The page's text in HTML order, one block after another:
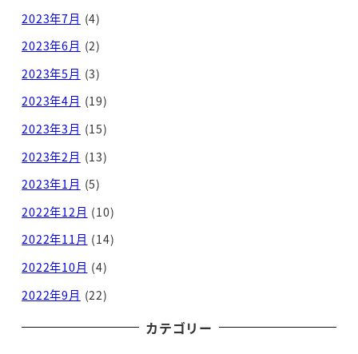
2023年7月 (4)
2023年6月 (2)
2023年5月 (3)
2023年4月 (19)
2023年3月 (15)
2023年2月 (13)
2023年1月 (5)
2022年12月 (10)
2022年11月 (14)
2022年10月 (4)
2022年9月 (22)
カテゴリー